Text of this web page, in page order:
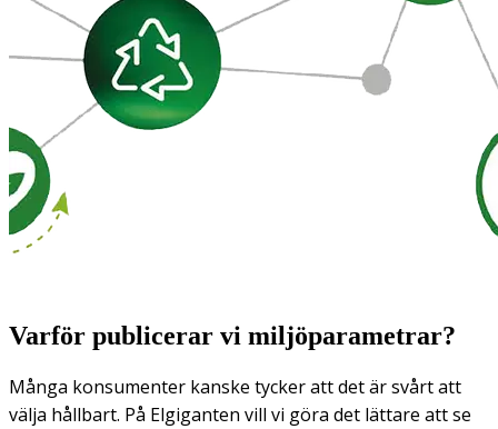
Varför publicerar vi miljöparametrar?
Många konsumenter kanske tycker att det är svårt att
välja hållbart. På Elgiganten vill vi göra det lättare att se